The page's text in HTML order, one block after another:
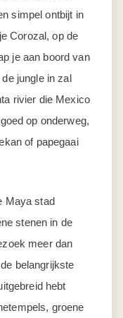
simpel ontbijt in
Corozal, op de
je aan boord van
jungle in zal
rivier die Mexico
op onderweg,
of papegaai
Maya stad
stenen in de
meer dan
belangrijkste
hebt
groene